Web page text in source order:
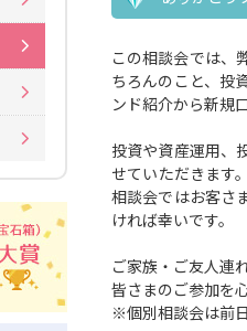
この相談会では、
ちろんのこと、投
ンド紹介から新規
投資や資産運用、
せていただきます
相談会ではお客さ
ければ幸いです。
ご家族・ご友人連
皆さまのご参加を
※個別相談会は前